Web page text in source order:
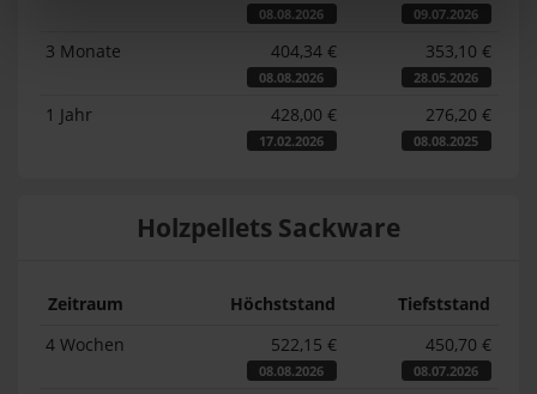
08.08.2026 09.07.2026
3 Monate 404,34 €
08.08.2026
353,10 €
28.05.2026
1 Jahr 428,00 €
17.02.2026
276,20 €
08.08.2025
Holzpellets Sackware
Zeitraum Höchststand
Tiefststand
4 Wochen
522,15 €
08.08.2026
450,70 €
08.07.2026